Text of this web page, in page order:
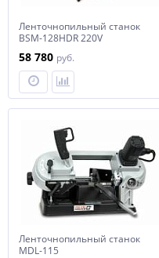
Ленточнопильный станок
BSM-128HDR 220V
58 780 руб.
Ленточнопильный станок
MDL-115